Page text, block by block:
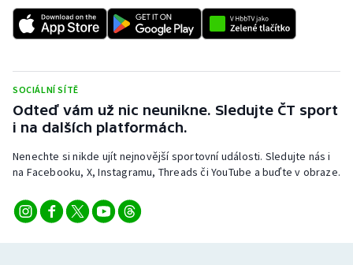
Sportovní střelba
Stolní tenis
Triatlon
Vodní slalom
Volejbal
SOCIÁLNÍ SÍTĚ
Odteď vám už nic neunikne. Sledujte ČT sport
i na dalších platformách.
Nenechte si nikde ujít nejnovější sportovní události. Sledujte nás i
na Facebooku, X, Instagramu, Threads či YouTube a buďte v obraze.